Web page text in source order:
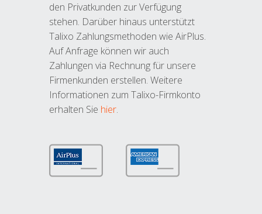
den Privatkunden zur Verfügung
stehen. Darüber hinaus unterstützt
Talixo Zahlungsmethoden wie AirPlus.
Auf Anfrage können wir auch
Zahlungen via Rechnung für unsere
Firmenkunden erstellen. Weitere
Informationen zum Talixo-Firmkonto
erhalten Sie hier.